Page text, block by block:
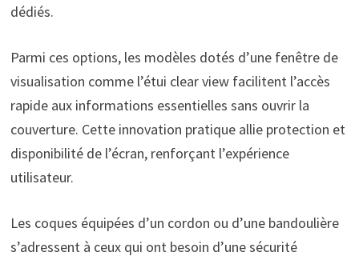
dédiés.
Parmi ces options, les modèles dotés d’une fenêtre de
visualisation comme l’étui clear view facilitent l’accès
rapide aux informations essentielles sans ouvrir la
couverture. Cette innovation pratique allie protection et
disponibilité de l’écran, renforçant l’expérience
utilisateur.
Les coques équipées d’un cordon ou d’une bandoulière
s’adressent à ceux qui ont besoin d’une sécurité